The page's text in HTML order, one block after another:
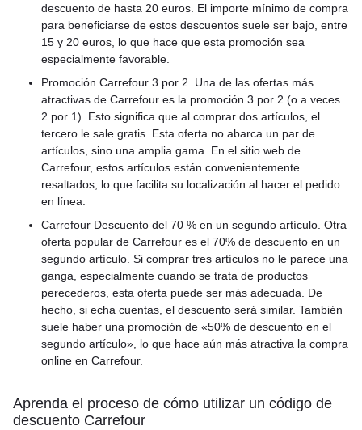
descuento de hasta 20 euros. El importe mínimo de compra
para beneficiarse de estos descuentos suele ser bajo, entre
15 y 20 euros, lo que hace que esta promoción sea
especialmente favorable.
Promoción Carrefour 3 por 2. Una de las ofertas más
atractivas de Carrefour es la promoción 3 por 2 (o a veces
2 por 1). Esto significa que al comprar dos artículos, el
tercero le sale gratis. Esta oferta no abarca un par de
artículos, sino una amplia gama. En el sitio web de
Carrefour, estos artículos están convenientemente
resaltados, lo que facilita su localización al hacer el pedido
en línea.
Carrefour Descuento del 70 % en un segundo artículo. Otra
oferta popular de Carrefour es el 70% de descuento en un
segundo artículo. Si comprar tres artículos no le parece una
ganga, especialmente cuando se trata de productos
perecederos, esta oferta puede ser más adecuada. De
hecho, si echa cuentas, el descuento será similar. También
suele haber una promoción de «50% de descuento en el
segundo artículo», lo que hace aún más atractiva la compra
online en Carrefour.
Aprenda el proceso de cómo utilizar un código de
descuento Carrefour